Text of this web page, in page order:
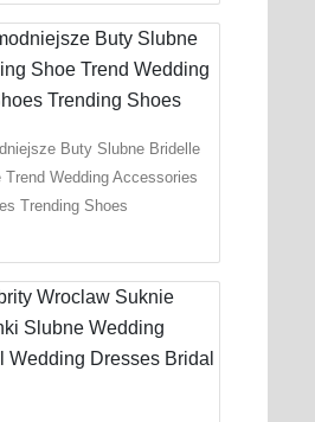
Buty Slubne Bridelle
Trend Wedding Accessories
Trending Shoes